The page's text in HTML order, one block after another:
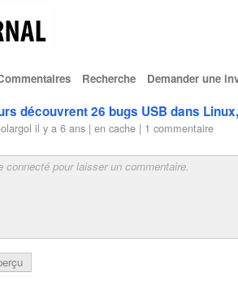
Recherche Demander une
découvrent 26 bugs USB dans
il y a 6 ans |en cache | 1 commentaire